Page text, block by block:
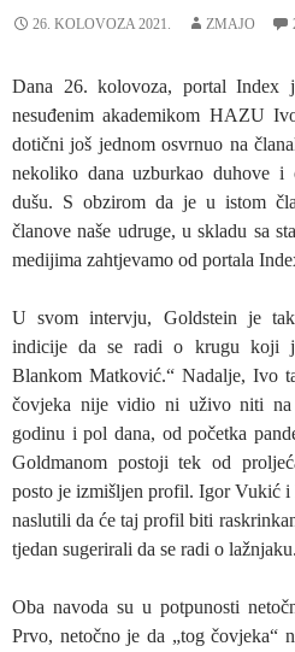
26. KOLOVOZA 2021. ZMAJO
Dana 26. kolovoza, portal
nesuđenim akademikom HAZU
dotični još jednom osvrnuo na
nekoliko dana uzburkao duhove i
dušu. S obzirom da je u istom
članove naše udruge, u skladu sa
medijima zahtjevamo od portala
U svom intervju, Goldstein je
indicije da se radi o krugu koji
Blankom Matković.“ Nadalje, Ivo
čovjeka nije vidio ni uživo niti na
godinu i pol dana, od početka
Goldmanom postoji tek od
posto je izmišljen profil. Igor Vukić
naslutili da će taj profil biti
tjedan sugerirali da se radi o
Oba navoda su u potpunosti
Prvo, netočno je da „tog čovjeka“